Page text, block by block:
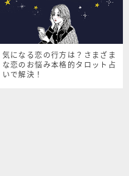
気になる恋の行方は？さまざま
な恋のお悩み本格的タロット占
いで解決！